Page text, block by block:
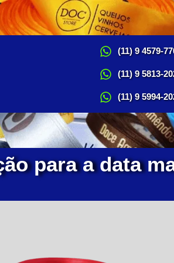
(11) 9 4579-
(11) 9 5813-
(11) 9 5994-
para a data